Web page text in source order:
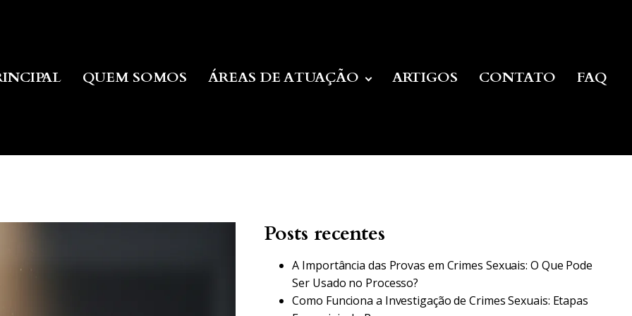
QUEM SOMOS ÁREAS DE ATUAÇÃO ARTIGOS CONTATO FAQ
Posts recentes
A Importância das Provas em Crimes Sexuais: O Que Pode
Ser Usado no Processo?
Como Funciona a Investigação de Crimes Sexuais: Etapas